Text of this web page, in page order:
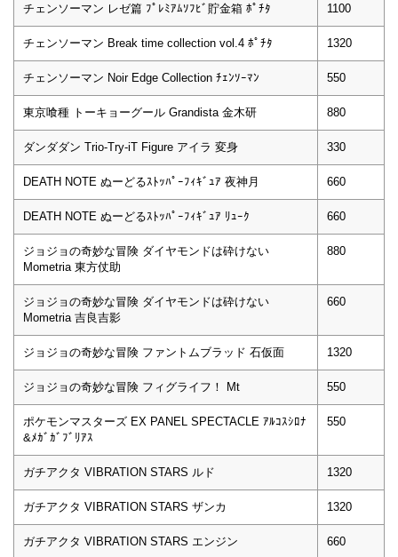
チェンソーマン レゼ篇 ﾌﾟﾚﾐｱﾑｿﾌﾋﾞ貯金箱 ﾎﾟﾁﾀ 1100
チェンソーマン Break time collection vol.4 ﾎﾟﾁﾀ 1320
チェンソーマン Noir Edge Collection ﾁｪﾝｿｰﾏﾝ 550
東京喰種 トーキョーグール Grandista 金木研 880
ダンダダン Trio-Try-iT Figure アイラ 変身 330
DEATH NOTE ぬーどるｽﾄｯﾊﾟｰﾌｨｷﾞｭｱ 夜神月 660
DEATH NOTE ぬーどるｽﾄｯﾊﾟｰﾌｨｷﾞｭｱ ﾘｭｰｸ 660
ジョジョの奇妙な冒険 ダイヤモンドは砕けない
Mometria 東方仗助
880
ジョジョの奇妙な冒険 ダイヤモンドは砕けない
Mometria 吉良吉影
660
ジョジョの奇妙な冒険 ファントムブラッド 石仮面 1320
ジョジョの奇妙な冒険 フィグライフ！ Mt 550
ポケモンマスターズ EX PANEL SPECTACLE ｱﾙｺｽｼﾛﾅ
&ﾒｶﾞｶﾞﾌﾞﾘｱｽ
550
ガチアクタ VIBRATION STARS ルド 1320
ガチアクタ VIBRATION STARS ザンカ 1320
ガチアクタ VIBRATION STARS エンジン 660